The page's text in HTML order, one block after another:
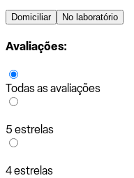
Domiciliar No laboratório
Avaliações:
Todas as avaliações
5 estrelas
4 estrelas